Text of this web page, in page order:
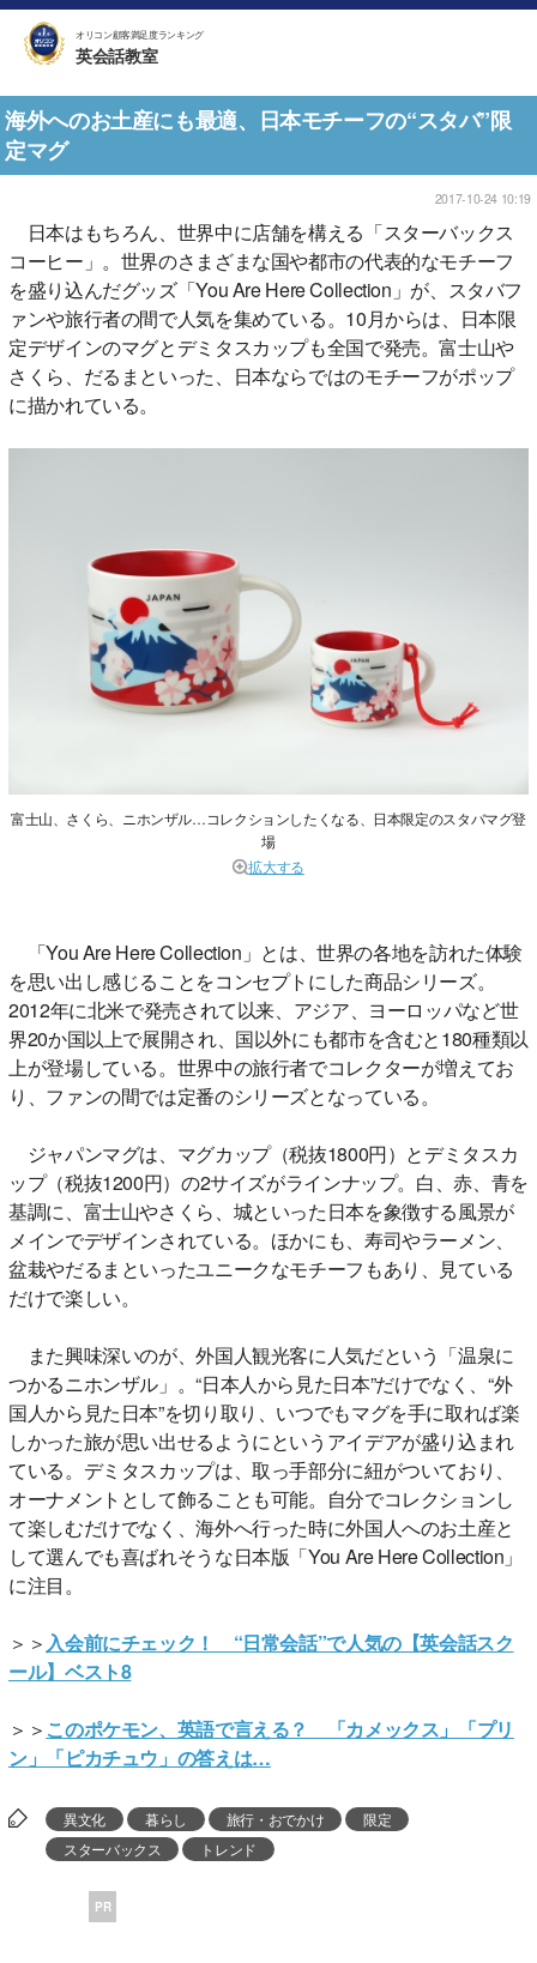
オリコン顧客満足度ランキング
英会話教室
海外へのお土産にも最適、日本モチーフの“スタバ”限
定マグ
2017-10-24 10:19
日本はもちろん、世界中に店舗を構える「スターバックス
コーヒー」。世界のさまざまな国や都市の代表的なモチーフ
を盛り込んだグッズ「You Are Here Collection」が、スタバフ
ァンや旅行者の間で人気を集めている。10月からは、日本限
定デザインのマグとデミタスカップも全国で発売。富士山や
さくら、だるまといった、日本ならではのモチーフがポップ
に描かれている。
富士山、さくら、ニホンザル…コレクションしたくなる、日本限定のスタバマグ登
場
拡大する
「You Are Here Collection」とは、世界の各地を訪れた体験
を思い出し感じることをコンセプトにした商品シリーズ。
2012年に北米で発売されて以来、アジア、ヨーロッパなど世
界20か国以上で展開され、国以外にも都市を含むと180種類以
上が登場している。世界中の旅行者でコレクターが増えてお
り、ファンの間では定番のシリーズとなっている。
ジャパンマグは、マグカップ（税抜1800円）とデミタスカ
ップ（税抜1200円）の2サイズがラインナップ。白、赤、青を
基調に、富士山やさくら、城といった日本を象徴する風景が
メインでデザインされている。ほかにも、寿司やラーメン、
盆栽やだるまといったユニークなモチーフもあり、見ている
だけで楽しい。
また興味深いのが、外国人観光客に人気だという「温泉に
つかるニホンザル」。“日本人から見た日本”だけでなく、“外
国人から見た日本”を切り取り、いつでもマグを手に取れば楽
しかった旅が思い出せるようにというアイデアが盛り込まれ
ている。デミタスカップは、取っ手部分に紐がついており、
オーナメントとして飾ることも可能。自分でコレクションし
て楽しむだけでなく、海外へ行った時に外国人へのお土産と
して選んでも喜ばれそうな日本版「You Are Here Collection」
に注目。
＞＞ 入会前にチェック！ “日常会話”で人気の【英会話スク
ール】ベスト8
＞＞ このポケモン、英語で言える？ 「カメックス」「プリ
ン」「ピカチュウ」の答えは…
異文化 暮らし 旅行・おでかけ
限定
スターバックス
トレンド
PR